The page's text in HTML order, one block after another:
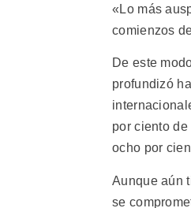
«Lo más
comienzos
De este
profundizó
por ciento
ocho por
Aunque aún
se